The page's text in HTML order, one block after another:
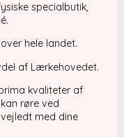
specialbutik,
hele landet.
af Lærkehovedet.
kvaliteter af
røre ved
med dine